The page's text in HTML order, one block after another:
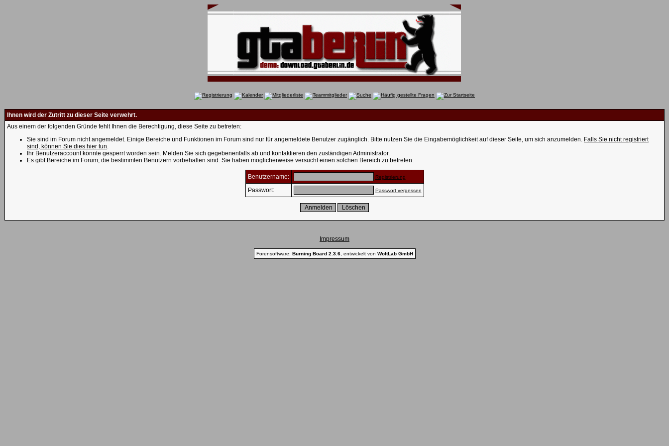
Ihnen wird der Zutritt zu dieser Seite verwehrt.
Aus einem der folgenden Gründe fehlt Ihnen die Berechtigung, diese Seite zu betreten:
Sie sind im Forum nicht angemeldet. Einige Bereiche und Funktionen im Forum sind nur für angemeldete Benutzer zugänglich. Bitte nutzen Sie die Eingabemöglichkeit auf dieser Seite, um sich anzumelden. Falls Sie nicht registriert
sind, können Sie dies hier tun.
Ihr Benutzeraccount könnte gesperrt worden sein. Melden Sie sich gegebenenfalls ab und kontaktieren den zuständigen Administrator.
Es gibt Bereiche im Forum, die bestimmten Benutzern vorbehalten sind. Sie haben möglicherweise versucht einen solchen Bereich zu betreten.
Benutzername: Registrierung
Passwort: Passwort vergessen
Impressum
Forensoftware: Burning Board 2.3.6, entwickelt von WoltLab GmbH